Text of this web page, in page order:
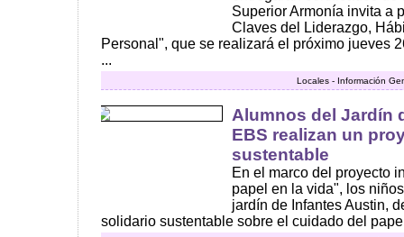
Superior Armonía invita a
Claves del Liderazgo,
Personal", que se realizará el próximo jueves
...
Locales - Información
Alumnos del Jardín
EBS realizan un
sustentable
En el marco del proyecto
papel en la vida", los
jardín de Infantes Austin,
solidario sustentable sobre el cuidado del